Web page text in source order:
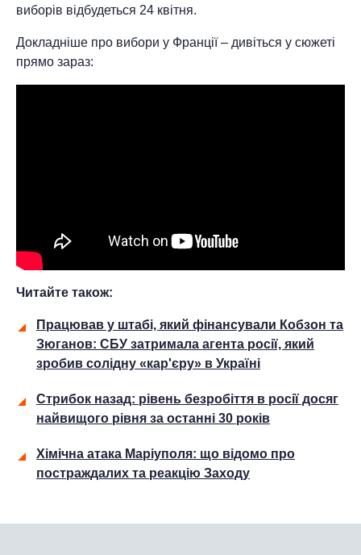
виборів відбудеться 24 квітня.
Докладніше про вибори у Франції – дивіться у сюжеті
прямо зараз:
Читайте також:
Працював у штабі, який фінансували Кобзон та
Зюганов: СБУ затримала агента росії, який
зробив солідну «кар'єру» в Україні
Стрибок назад: рівень безробіття в росії досяг
найвищого рівня за останні 30 років
Хімічна атака Маріуполя: що відомо про
постраждалих та реакцію Заходу